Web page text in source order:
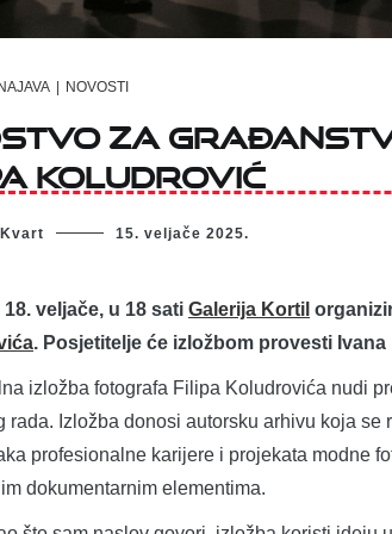
NAJAVA NOVOSTI
za
Koludrović
15. veljače 2025.
veljače, u 18 sati Galerija Kortil
. Posjetitelje će izložbom provesti
izložba fotografa Filipa Koludrovića nudi
rada. Izložba donosi autorsku arhivu koja
profesionalne karijere i projekata modne
dokumentarnim elementima.